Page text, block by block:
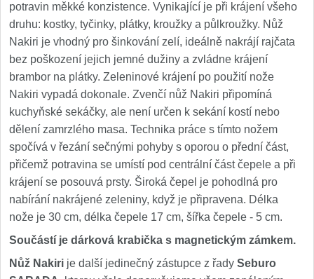
potravin měkké konzistence. Vynikající je při krájení všeho
druhu: kostky, tyčinky, plátky, kroužky a půlkroužky. Nůž
Nakiri je vhodný pro šinkování zelí, ideálně nakrájí rajčata
bez poškození jejich jemné dužiny a zvládne krájení
brambor na plátky. Zeleninové krájení po použití nože
Nakiri vypadá dokonale. Zvenčí nůž Nakiri připomíná
kuchyňské sekáčky, ale není určen k sekání kostí nebo
dělení zamrzlého masa. Technika práce s tímto nožem
spočívá v řezání sečnými pohyby s oporou o přední část,
přičemž potravina se umístí pod centrální část čepele a při
krájení se posouvá prsty. Široká čepel je pohodlná pro
nabírání nakrájené zeleniny, když je připravena. Délka
nože je 30 cm, délka čepele 17 cm, šířka čepele - 5 cm.
Součástí je dárková krabička s magnetickým zámkem.
Nůž Nakiri je další jedinečný zástupce z řady Seburo